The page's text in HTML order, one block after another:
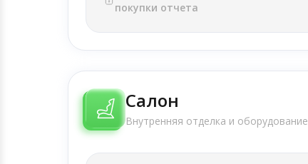
покупки отчета
Салон
Внутренняя отделка и оборудование